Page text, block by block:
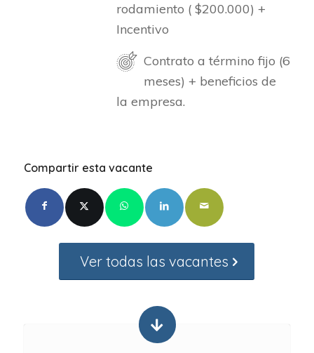
rodamiento ( $200.000) +
Incentivo
Contrato a término fijo (6
meses) + beneficios de
la empresa.
Compartir esta vacante
Ver todas las vacantes